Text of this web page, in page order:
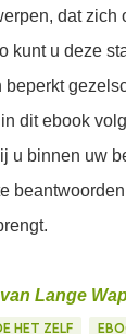
dat zich
kunt u deze
beperkt
dit ebook
u binnen uw
Lange
HET ZELF